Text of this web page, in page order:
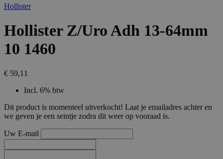
Hollister
Hollister Z/Uro Adh 13-64mm
10 1460
€ 59,11
Incl. 6% btw
Dit product is momenteel uitverkocht! Laat je emailadres achter en
we geven je een seintje zodra dit weer op vooraad is.
Uw E-mail